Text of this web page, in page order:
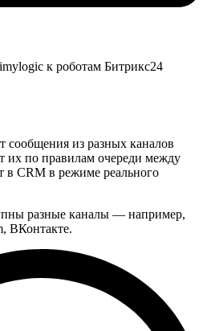
к роботам Битрикс24
из разных каналов
их по правилам очереди между
в CRM в режиме реального
разные каналы — например,
ВКонтакте.